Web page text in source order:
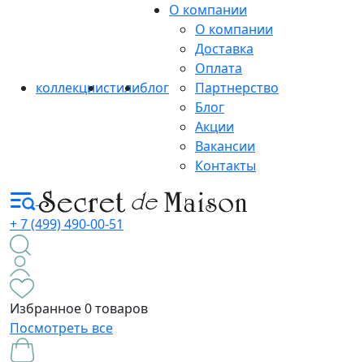
коллекциистилиблог
О компании
О компании
Доставка
Оплата
Партнерство
Блог
Акции
Вакансии
Контакты
+ 7 (499) 490-00-51
Избранное0 товаров
Посмотреть все